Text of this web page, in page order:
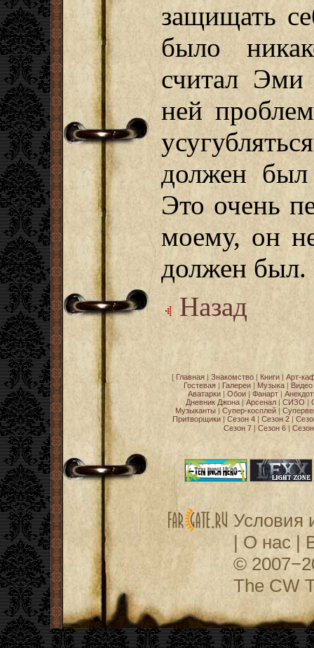
защищать
было
считал
ней
должен
Это очень
моему, он
должен был.
Назад
[ Главная| Знакомство| Книги| Арт-
Гостевая | Галереи | Музыка | Видео
Аватарки | Обои | Фанарт |
Дневник Джона| Арсенал| СИЗО |
Музыканты | Супер-косплей |
Притворщики | Сезон 4 | Сезон 2 |
Сезон 7| Сезон 6|
Условия
| О нас|
©
The CW